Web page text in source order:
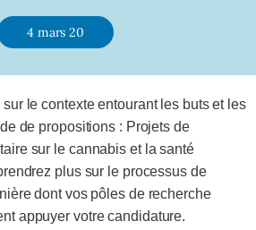
4 mars 20
le contexte entourant les buts et les
de propositions : Projets de
sur le cannabis et la santé
plus sur le processus de
dont vos pôles de recherche
appuyer votre candidature.